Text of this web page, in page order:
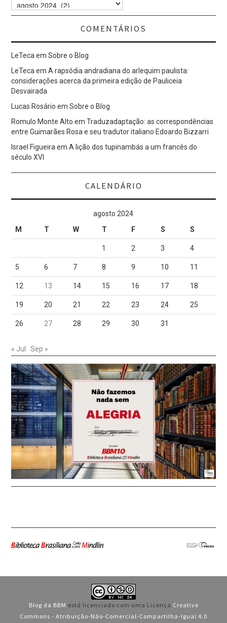
Anteriores
COMENTÁRIOS
LeTecaemSobre o Blog
LeTecaemA rapsódia andradiana do arlequim paulista:
considerações acerca da primeira edição de Pauliceia
Desvairada
Lucas Rosário emSobre o Blog
Romulo Monte Alto emTraduzadaptação: as correspondências
entre Guimarães Rosa e seu tradutor italiano Edoardo Bizzarri
Israel FigueiraemA lição dos tupinambás a um francês do
século XVI
CALENDÁRIO
agosto 2024
M
T W T F S S
1 2 3 4
5 6 7 8 9 10 11
12 13 14 15 16 17 18
19 20 21 22 23 24 25
26 27 28 29 30 31
« Jul Sep »
Blog da BBM está licenciado com uma Licença Creative
Commons - Atribuição-Não-Comercial-Compartilha-Igual 4.0